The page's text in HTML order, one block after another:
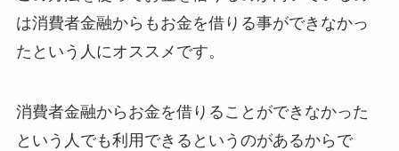
は消費者金融からもお金を借りる事ができなかっ
たという人にオススメです。
消費者金融からお金を借りることができなかった
という人でも利用できるというのがあるからで